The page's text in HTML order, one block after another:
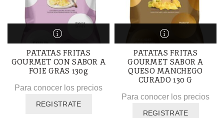
PATATAS FRITAS
GOURMET CON SABOR A
FOIE GRAS 130g
Para conocer los precios
REGISTRATE
PATATAS FRITAS
GOURMET SABOR A
QUESO MANCHEGO
CURADO 130 G
Para conocer los precios
REGISTRATE